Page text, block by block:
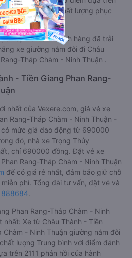
xe, Đúng giờ, Chất lượng phục
tiếp bởi các khách hàng đã trải
xe giường nằm đôi đi Châu
Tháp Chàm - Ninh Thuận .
- Tiền Giang Phan Rang-
nhất của Vexere.com, giá vé xe
Rang-Tháp Chàm - Ninh Thuận -
có mức giá dao động từ 690000
đó, nhà xe Trọng Thủy
chỉ 690000 đồng. Đặt vé xe
Rang-Tháp Chàm - Ninh Thuận
để có giá rẻ nhất, đảm bảo giữ chỗ
phí. Tổng đài tư vấn, đặt vé và
888684.
Phan Rang-Tháp Chàm - Ninh
Xe từ Châu Thành - Tiền
Chàm - Ninh Thuận giường nằm đôi
lượng Trung bình với điểm đánh
trên 2111 phản hồi của hành